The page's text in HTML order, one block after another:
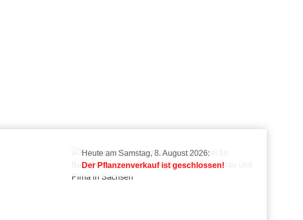
Heute am Samstag, 8. August 2026:
Der Pflanzenverkauf ist geschlossen!